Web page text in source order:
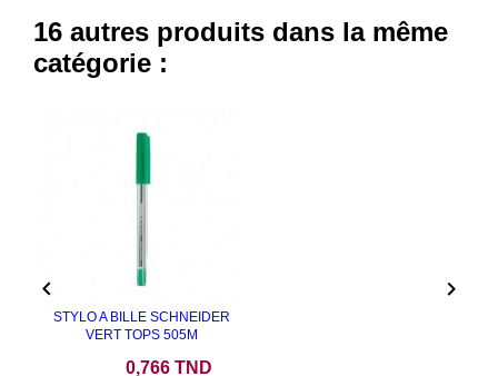
16 autres produits dans la même
catégorie :
STYLO A BILLE SCHNEIDER
VERT TOPS 505M
0,766 TND
 